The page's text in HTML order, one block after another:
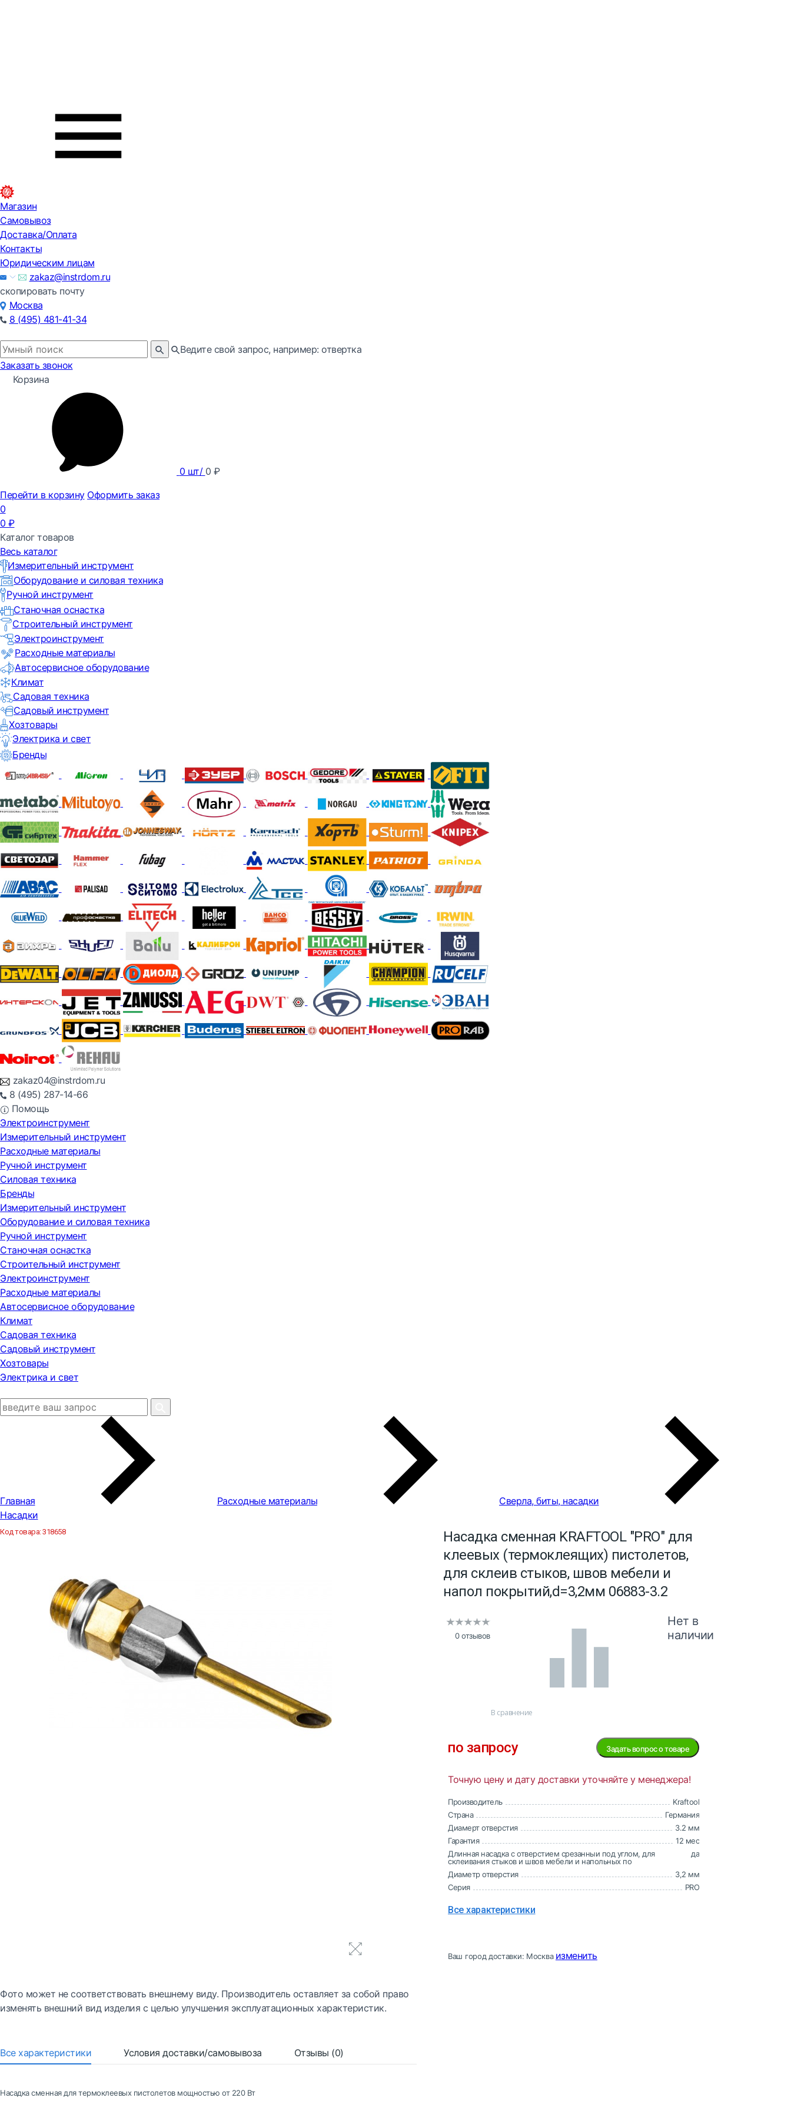
Магазин
Самовывоз
Доставка/Оплата
Контакты
Юридическим лицам
zakaz@instrdom.ru
скопировать почту
Москва
8 (495) 481-41-34
Ведите свой запрос, например: отвертка
Заказать звонок
Корзина
0 шт/ 0 ₽
Перейти в корзину Оформить заказ
0
0 ₽
Каталог товаров
Весь каталог
Измерительный инструмент
Оборудование и силовая техника
Ручной инструмент
Станочная оснастка
Строительный инструмент
Электроинструмент
Расходные материалы
Автосервисное оборудование
Климат
Садовая техника
Садовый инструмент
Хозтовары
Электрика и свет
Бренды
zakaz04@instrdom.ru
8 (495) 287-14-66
Помощь
Электроинструмент
Измерительный инструмент
Расходные материалы
Ручной инструмент
Силовая техника
Бренды
Измерительный инструмент
Оборудование и силовая техника
Ручной инструмент
Станочная оснастка
Строительный инструмент
Электроинструмент
Расходные материалы
Автосервисное оборудование
Климат
Садовая техника
Садовый инструмент
Хозтовары
Электрика и свет
Главная Расходные материалы
Сверла, биты, насадки
Насадки
Код товара:318658
Фото может не соответствовать внешнему виду. Производитель оставляет за собой право
изменять внешний вид изделия с целью улучшения эксплуатационных характеристик.
Все характеристики Условия доставки/самовывоза Отзывы (0)
Насадка сменная для термоклеевых пистолетов мощностью от 220 Вт
Насадка сменная KRAFTOOL "PRO" для
клеевых (термоклеящих) пистолетов,
для склеив стыков, швов мебели и
напол покрытий,d=3,2мм 06883-3.2
0 отзывов
В сравнение
Нет в
наличии
по запросу Задать вопрос о товаре
Точную цену и дату доставки уточняйте у менеджера!
Производитель
Kraftool
Страна
Германия
Диамерт отверстия
3.2 мм
Гарантия
12 мес
Длинная насадка с отверстием срезанныи под углом, для
склеивания стыков и швов мебели и напольных по
да
Диаметр отверстия
3,2 мм
Серия
PRO
Все характеристики
Ваш город доставки: Москва изменить